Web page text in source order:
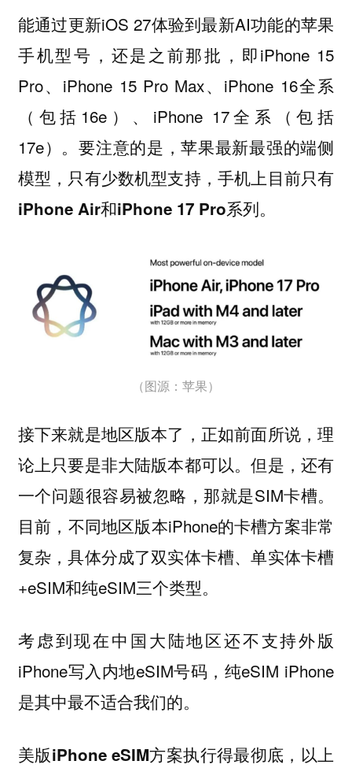
能通过更新iOS 27体验到最新AI功能的苹果
手机型号，还是之前那批，即iPhone 15
Pro、iPhone 15 Pro Max、iPhone 16全系
（包括16e）、iPhone 17全系（包括
17e）。要注意的是，苹果最新最强的端侧
模型，只有少数机型支持，手机上目前只有
iPhone Air和iPhone 17 Pro系列。
（图源：苹果）
接下来就是地区版本了，正如前面所说，理
论上只要是非大陆版本都可以。但是，还有
一个问题很容易被忽略，那就是SIM卡槽。
目前，不同地区版本iPhone的卡槽方案非常
复杂，具体分成了双实体卡槽、单实体卡槽
+eSIM和纯eSIM三个类型。
考虑到现在中国大陆地区还不支持外版
iPhone写入内地eSIM号码，纯eSIM iPhone
是其中最不适合我们的。
美版iPhone eSIM方案执行得最彻底，以上